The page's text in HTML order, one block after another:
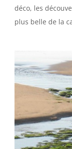
déco, les
plus belle de la